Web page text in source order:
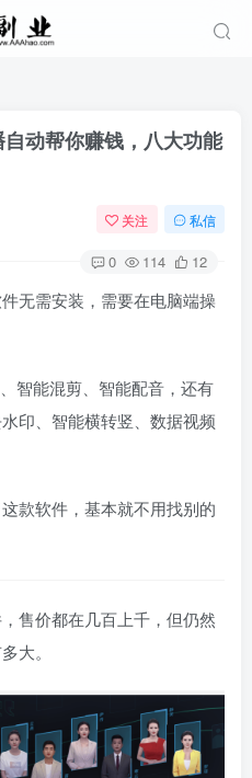
动帮你赚钱，八大功能
关注 私信
0 114 12
无需安装，需要在电脑端操
智能混剪、智能配音，还有
印、智能横转竖、数据视频
款软件，基本就不用找别的
售价都在几百上千，但仍然
大。